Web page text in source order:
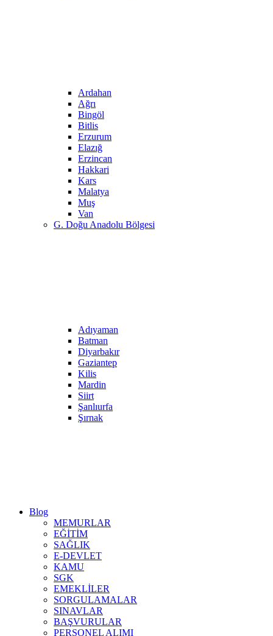
Ardahan
Ağrı
Bingöl
Bitlis
Erzurum
Elazığ
Erzincan
Hakkari
Kars
Malatya
Muş
Van
G. Doğu Anadolu Bölgesi
Adıyaman
Batman
Diyarbakır
Gaziantep
Kilis
Mardin
Siirt
Şanlıurfa
Şırnak
Blog
MEMURLAR
EĞİTİM
SAĞLIK
E-DEVLET
KAMU
SGK
EMEKLİLER
SORGULAMALAR
SINAVLAR
BAŞVURULAR
PERSONEL ALIMI